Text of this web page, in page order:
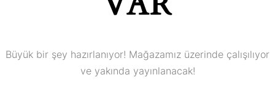
Büyük bir şey hazırlanıyor! Mağazamız üzerinde çalışılıyor
ve yakında yayınlanacak!